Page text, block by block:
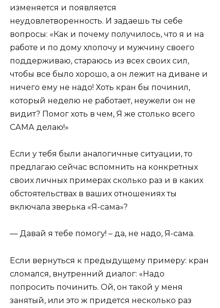
изменяется и появляется
неудовлетворенность. И задаешь ты себе
вопросы: «Как и почему получилось, что я и на
работе и по дому хлопочу и мужчину своего
поддерживаю, стараюсь из всех своих сил,
чтобы все было хорошо, а он лежит на диване и
ничего ему не надо! Хоть кран бы починил,
который неделю не работает, неужели он не
видит? Помог хоть в чем, Я же столько всего
САМА делаю!»
Если у тебя были аналогичные ситуации, то
предлагаю сейчас вспомнить на конкретных
своих личных примерах сколько раз и в каких
обстоятельствах в ваших отношениях ты
включала зверька «Я-сама»?
— Давай я тебе помогу! – да, не надо, Я-сама.
Если вернуться к предыдущему примеру: кран
сломался, внутренний диалог: «Надо
попросить починить. Ой, он такой у меня
занятый, или это ж придется несколько раз